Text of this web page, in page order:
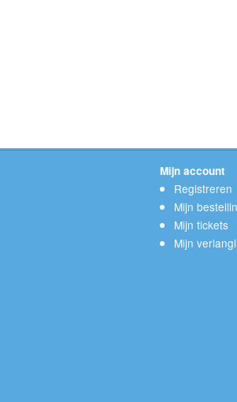
Mijn account
Registreren
Mijn
Mijn tickets
Mijn